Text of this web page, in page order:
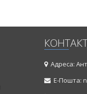
Адреса:
Е-Пошта: